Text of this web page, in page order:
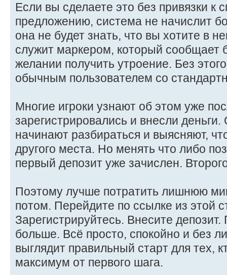
Если вы сделаете это без привязки к
предложению, система не начислит
она не будет знать, что вы хотите в
служит маркером, который сообщает
желании получить утроение. Без
обычным пользователем со
Многие игроки узнают об этом уже
зарегистрировались и внесли деньги.
начинают разбираться и выясняют,
другого места. Но менять что либо
первый депозит уже зачислен.
Поэтому лучше потратить лишнюю
потом. Перейдите по ссылке из этой
Зарегистрируйтесь. Внесите
больше. Всё просто, спокойно и без
выглядит правильный старт для тех,
максимум от первого шага.